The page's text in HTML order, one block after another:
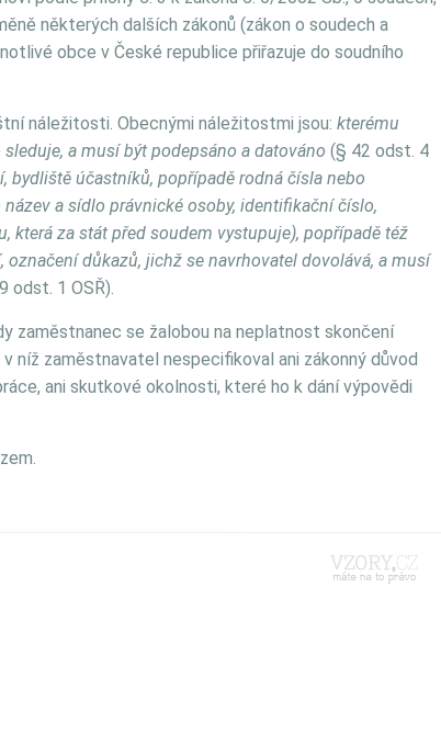
některých dalších zákonů (zákon o soudech a
obce v České republice přiřazuje do soudního
náležitosti. Obecnými náležitostmi jsou: kterému
a musí být podepsáno a datováno (§ 42 odst. 4
bydliště účastníků, popřípadě rodná čísla nebo
a sídlo právnické osoby, identifikační číslo,
která za stát před soudem vystupuje), popřípadě též
důkazů, jichž se navrhovatel dovolává, a musí
odst. 1 OSŘ).
zaměstnanec se žalobou na neplatnost skončení
níž zaměstnavatel nespecifikoval ani zákonný důvod
ani skutkové okolnosti, které ho k dání výpovědi